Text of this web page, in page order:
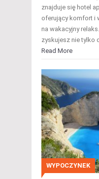
znajduje się hotel
oferujący komfort i
na wakacyjny
zyskujesz nie tylko
Read More
WYPOCZYNEK